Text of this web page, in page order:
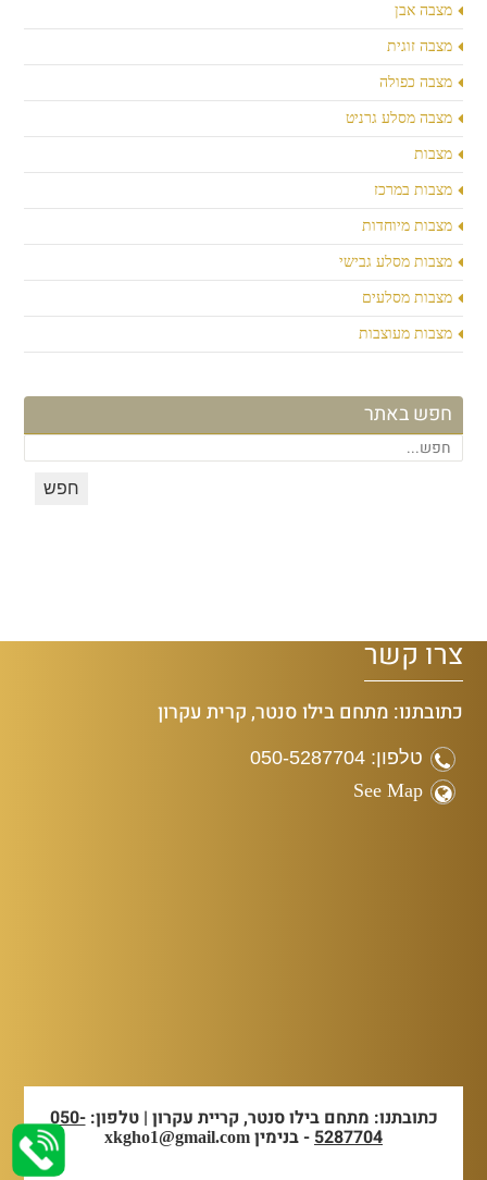
מצבה אבן
מצבה זוגית
מצבה כפולה
מצבה מסלע גרניט
מצבות
מצבות במרכז
מצבות מיוחדות
מצבות מסלע גבישי
מצבות מסלעים
מצבות מעוצבות
חפש באתר
צרו קשר
כתובתנו: מתחם בילו סנטר, קרית עקרון
טלפון: 050-5287704
See Map
כתובתנו: מתחם בילו סנטר, קריית עקרון | טלפון:050-
5287704- בנימין xkgho1@gmail.com